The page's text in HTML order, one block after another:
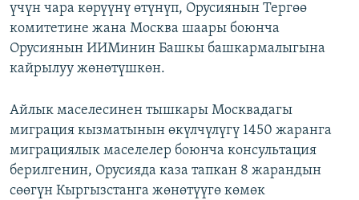
үчүн чара көрүүнү өтүнүп, Орусиянын Тергөө
комитетине жана Москва шаары боюнча
Орусиянын ИИМинин Башкы башкармалыгына
кайрылуу жөнөтүшкөн.
Айлык маселесинен тышкары Москвадагы
миграция кызматынын өкүлчүлүгү 1450 жаранга
миграциялык маселелер боюнча консультация
берилгенин, Орусияда каза тапкан 8 жарандын
сөөгүн Кыргызстанга жөнөтүүгө көмөк